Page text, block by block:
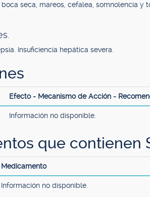
seca, mareos, cefalea, somnolencia y
Insuficiencia hepática severa.
Efecto - Mecanismo de Acción -
Información no disponible.
que contienen
Medicamento
Información no disponible.